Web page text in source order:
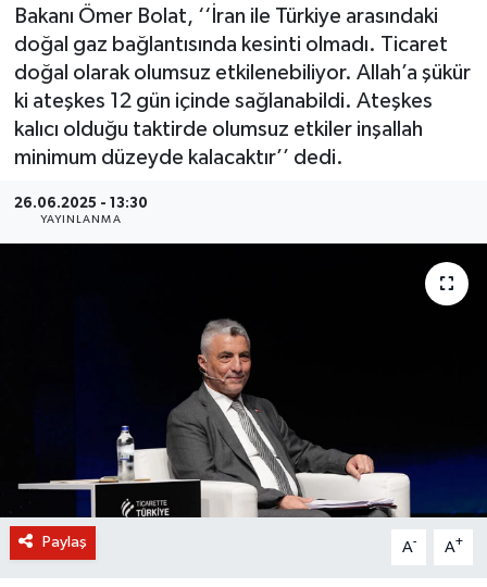
Bakanı Ömer Bolat, ‘‘İran ile Türkiye arasındaki
doğal gaz bağlantısında kesinti olmadı. Ticaret
doğal olarak olumsuz etkilenebiliyor. Allah’a şükür
ki ateşkes 12 gün içinde sağlanabildi. Ateşkes
kalıcı olduğu taktirde olumsuz etkiler inşallah
minimum düzeyde kalacaktır’’ dedi.
26.06.2025 - 13:30
YAYINLANMA
Paylaş A- A+
SAĞLIK
BİLİM VE TEKNOLOJİ
OTOMOBİL
KURUMSAL